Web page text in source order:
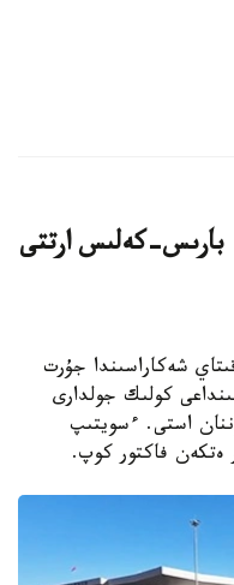
بارىس-كەلىس ارتتى
شەكاراسىندا جۇرت
كولىك جولدارى
جولاۋشى سانى 1 ميليوننان استى. ءسويتىپ
فاكتور كوپ.